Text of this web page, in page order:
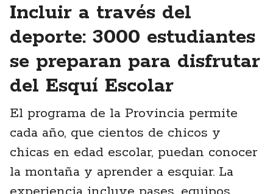
Incluir a través del
deporte: 3000 estudiantes
se preparan para disfrutar
del Esquí Escolar
El programa de la Provincia permite
cada año, que cientos de chicos y
chicas en edad escolar, puedan conocer
la montaña y aprender a esquiar. La